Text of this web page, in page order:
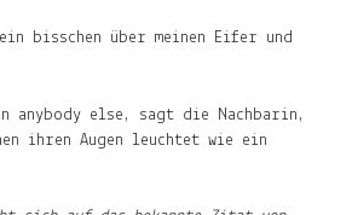
bisschen über meinen Eifer und
anybody else, sagt die Nachbarin,
ihren Augen leuchtet wie ein